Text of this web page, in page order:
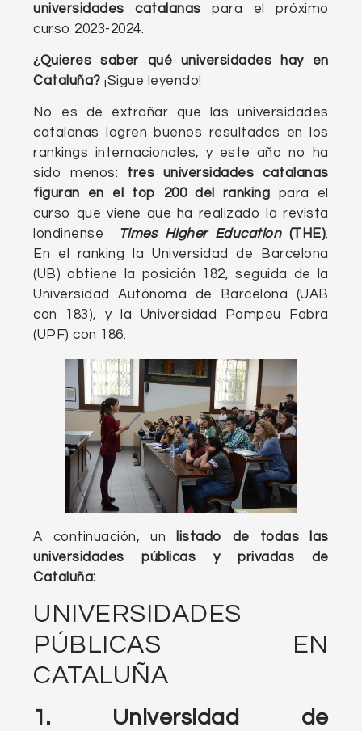
universidades catalanas para el próximo
curso 2023-2024.
¿Quieres saber qué universidades hay en
Cataluña? ¡Sigue leyendo!
No es de extrañar que las universidades
catalanas logren buenos resultados en los
rankings internacionales, y este año no ha
sido menos: tres universidades catalanas
figuran en el top 200 del ranking para el
curso que viene que ha realizado la revista
londinense
Times Higher Education (THE).
En el ranking la Universidad de Barcelona
(UB) obtiene la posición 182, seguida de la
Universidad Autónoma de Barcelona (UAB
con 183), y la Universidad Pompeu Fabra
(UPF) con 186.
A continuación, un
listado de todas las
universidades públicas y privadas de
Cataluña:
UNIVERSIDADES
PÚBLICAS EN
CATALUÑA
1. Universidad de